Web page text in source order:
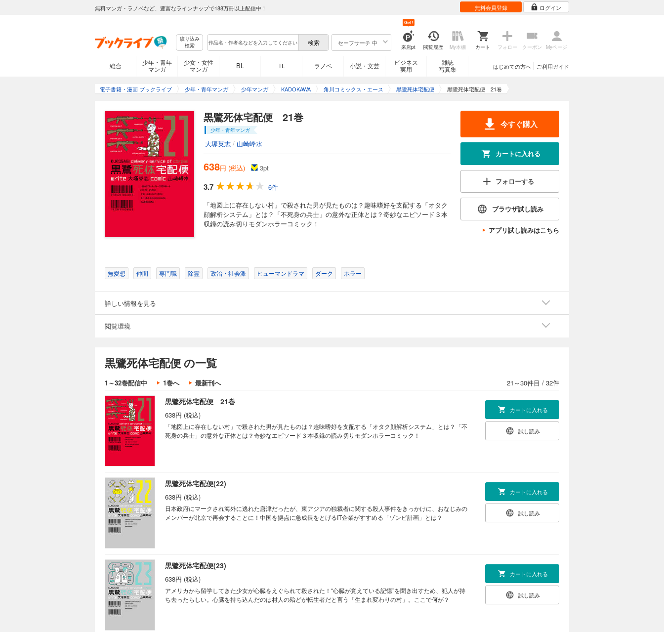
無料マンガ・ラノベなど、豊富なラインナップで188万冊以上配信中！ 無料会員登録 ログイン
絞り込み
検索
セーフサーチ 中
来店pt
Get!
閲覧履歴 My本棚 カート フォロー クーポン Myページ
総合
少年・青年
マンガ
少女・女性
マンガ
BL TL ラノベ 小説・文芸
ビジネス
実用
雑誌
写真集
ご利用ガイド
はじめての方へ
電子書籍・漫画 ブックライブ 少年・青年マンガ 少年マンガ KADOKAWA 角川コミックス・エース 黒鷺死体宅配便 黒鷺死体宅配便 21巻
黒鷺死体宅配便 21巻
少年・青年マンガ
大塚英志 / 山崎峰水
638円 (税込) 3pt
3.7
6件
「地図上に存在しない村」で殺された男が見たものは？趣味嗜好を支配する「オタク
顔解析システム」とは？「不死身の兵士」の意外な正体とは？奇妙なエピソード３本
収録の読み切りモダンホラーコミック！
今すぐ購入
カートに入れる
フォローする
ブラウザ試し読み
アプリ試し読みはこちら
無愛想 仲間 専門職 除霊 政治・社会派 ヒューマンドラマ ダーク ホラー
詳しい情報を見る
閲覧環境
黒鷺死体宅配便 の一覧
1～32巻配信中 1巻へ 最新刊へ 21～30件目 / 32件
638円 (税込)
黒鷺死体宅配便 17巻
638円 (税込)
黒鷺死体宅配便 18巻
638円 (税込)
いじめで死を選んだ少女の魂が宿った「八尺様」とは！？脅威の再生細胞技術をもたらしたある「生きもの」と
は！？奇妙なエピソード３編収録！
カートに入れる
試し読み
黒鷺死体宅配便 19巻
変わった能力を持つメンバーが営む、死体専門宅配便!奇妙なエピソード3編収録!電子書籍版にはカラーイラストも
収録!
カートに入れる
黒鷺死体宅配便 21巻
638円 (税込)
「地図上に存在しない村」で殺された男が見たものは？趣味嗜好を支配する「オタク顔解析システム」とは？「不
死身の兵士」の意外な正体とは？奇妙なエピソード３本収録の読み切りモダンホラーコミック！
カートに入れる
試し読み
黒鷺死体宅配便(22)
638円 (税込)
日本政府にマークされ海外に逃れた唐津だったが、東アジアの独裁者に関する殺人事件をきっかけに、おなじみの
メンバーが北京で再会することに！中国を拠点に急成長をとげるIT企業がすすめる「ゾンビ計画」とは？
カートに入れる
試し読み
黒鷺死体宅配便(23)
638円 (税込)
アメリカから留学してきた少女が心臓をえぐられて殺された！“心臓が覚えている記憶”を聞き出すため、犯人が持
ち去ったらしい。心臓を持ち込んだのは村人の殆どが転生者だと言う「生まれ変わりの村」。ここで何が？
カートに入れる
試し読み